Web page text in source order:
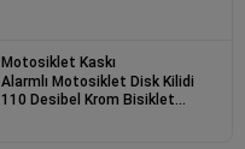
Motosiklet Kaskı
Alarmlı Motosiklet Disk Kilidi
110 Desibel Krom Bisiklet